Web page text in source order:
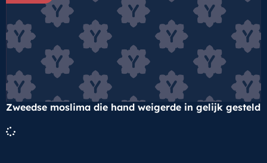
Zweedse moslima die hand weigerde in gelijk gesteld